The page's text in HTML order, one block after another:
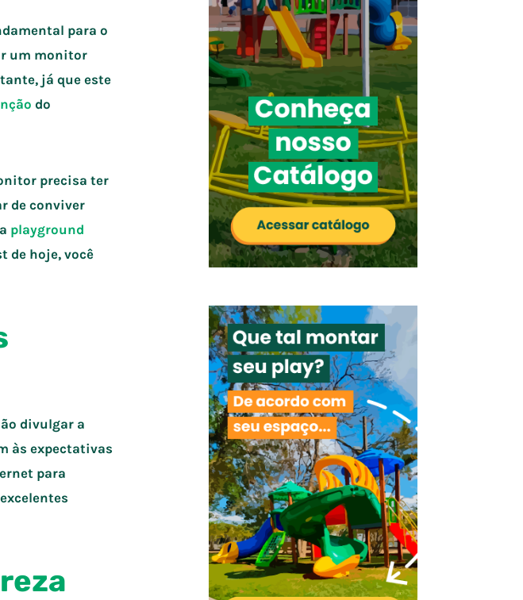
para o
um monitor
já que este
do
precisa ter
de conviver
playground
de hoje, você
divulgar a
às expectativas
para